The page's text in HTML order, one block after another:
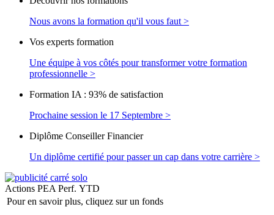
Nous avons la formation qu'il vous faut >
Vos experts formation
Une équipe à vos côtés pour transformer votre formation
professionnelle >
Formation IA : 93% de satisfaction
Prochaine session le 17 Septembre >
Diplôme Conseiller Financier
Un diplôme certifié pour passer un cap dans votre carrière >
Actions PEA Perf. YTD
Pour en savoir plus, cliquez sur un fonds